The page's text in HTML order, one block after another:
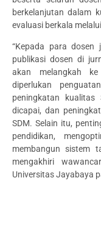
berkelanjutan dalam
evaluasi berkala
“Kepada para dosen
publikasi dosen di
akan melangkah
diperlukan
peningkatan kualitas
dicapai, dan
SDM. Selain itu,
pendidikan,
membangun sistem
mengakhiri
Universitas Jayabaya